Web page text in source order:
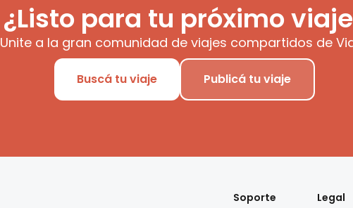
¿Listo para tu próximo
Unite a la gran comunidad de viajes compartidos de
Buscá tu viaje Publicá tu viaje
Soporte
Legal